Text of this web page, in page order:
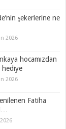
şekerlerine ne
2026
hocamızdan
hediye
2026
Fatiha